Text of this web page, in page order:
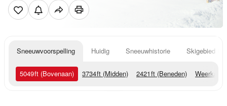
Sneeuwvoorspelling Huidig Sneeuwhistorie Skigebied
5049ft (Bovenaan) 3734ft (Midden) 2421ft (Beneden)